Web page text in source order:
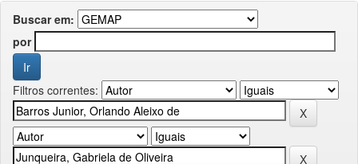
Buscar em:
por
Filtros correntes: